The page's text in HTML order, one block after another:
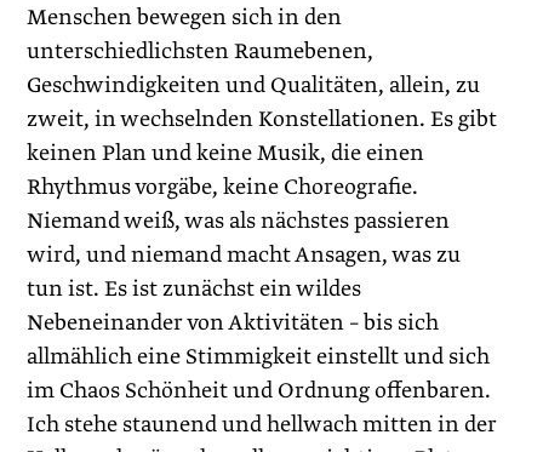
Menschen bewegen sich in den
unterschiedlichsten Raumebenen,
Geschwindigkeiten und Qualitäten, allein, zu
zweit, in wechselnden Konstellationen. Es gibt
keinen Plan und keine Musik, die einen
Rhythmus vorgäbe, keine Choreografie.
Niemand weiß, was als nächstes passieren
wird, und niemand macht Ansagen, was zu
tun ist. Es ist zunächst ein wildes
Nebeneinander von Aktivitäten – bis sich
allmählich eine Stimmigkeit einstellt und sich
im Chaos Schönheit und Ordnung offenbaren.
Ich stehe staunend und hellwach mitten in der